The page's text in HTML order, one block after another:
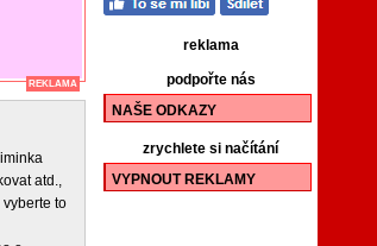
REKLAMA
atd.,
to
reklama
podpořte nás
NAŠE ODKAZY
zrychlete si načítání
VYPNOUT REKLAMY